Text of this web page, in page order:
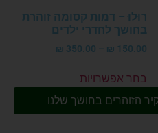
רוּלוּ – דמות קסומה זוהרת
בחושך לחדרי ילדים
150.00
₪
–
350.00
₪
בחר אפשרויות
הזוהרים בחושך שלנו